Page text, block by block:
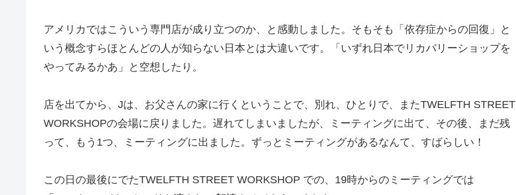
アメリカではこういう専門店が成り立つのか、と感動しました。そもそも「依存症からの回復」と
いう概念すらほとんどの人が知らない日本とは大違いです。「いずれ日本でリカバリーショップを
やってみるかあ」と空想したり。
店を出てから、Jは、お父さんの家に行くということで、別れ、ひとりで、またTWELFTH STREET
WORKSHOPの会場に戻りました。遅れてしまいましたが、ミーティングに出て、その後、まだ残
って、もう1つ、ミーティングに出ました。ずっとミーティングがあるなんて、すばらしい！
この日の最後にでたTWELFTH STREET WORKSHOP での、19時からのミーティングでは